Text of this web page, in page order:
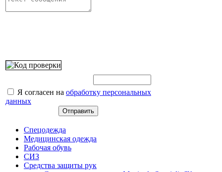
Я согласен на обработку персональных
данных
Спецодежда
Медицинская одежда
Рабочая обувь
СИЗ
Средства защиты рук